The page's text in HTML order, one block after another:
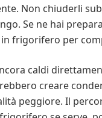
Non chiuderli
Se ne hai
frigorifero per
caldi
creare
peggiore. Il